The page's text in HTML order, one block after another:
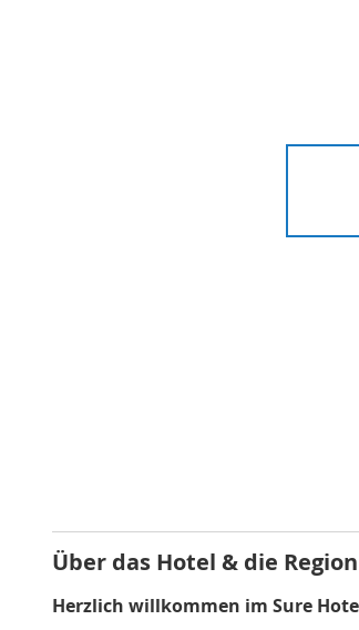
Über das Hotel & die Region
Herzlich willkommen im Sure